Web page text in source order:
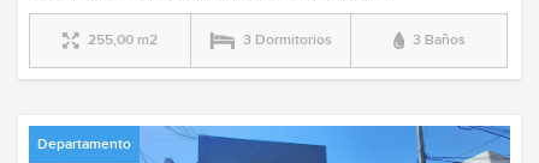
255,00 m2 3 Dormitorios 3 Baños
Departamento